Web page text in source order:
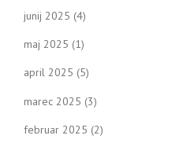
junij 2025 (4)
maj 2025 (1)
april 2025 (5)
marec 2025 (3)
februar 2025 (2)